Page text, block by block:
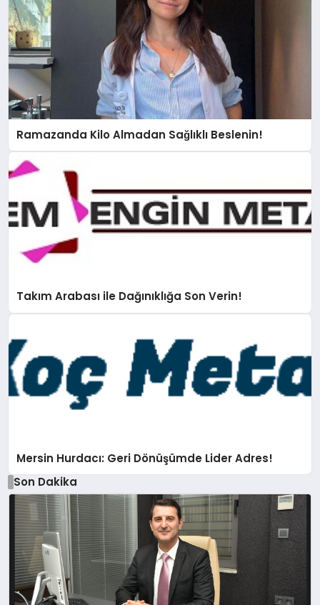
Ramazanda Kilo Almadan Sağlıklı Beslenin!
Takım Arabası ile Dağınıklığa Son Verin!
Mersin Hurdacı: Geri Dönüşümde Lider Adres!
Son Dakika